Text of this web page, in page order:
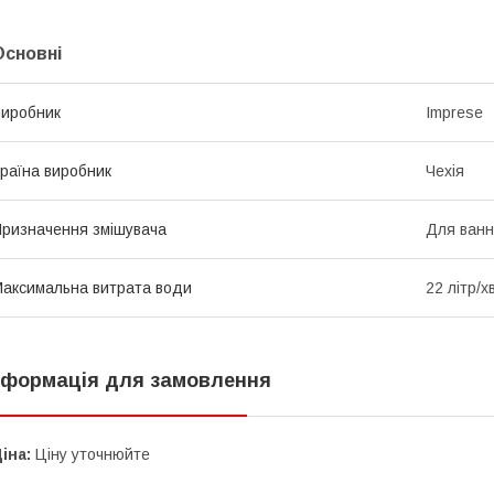
Imprese
виробник Чехія
змішувача Для
витрата води 22 літр/
для замовлення
Ціну уточнюйте